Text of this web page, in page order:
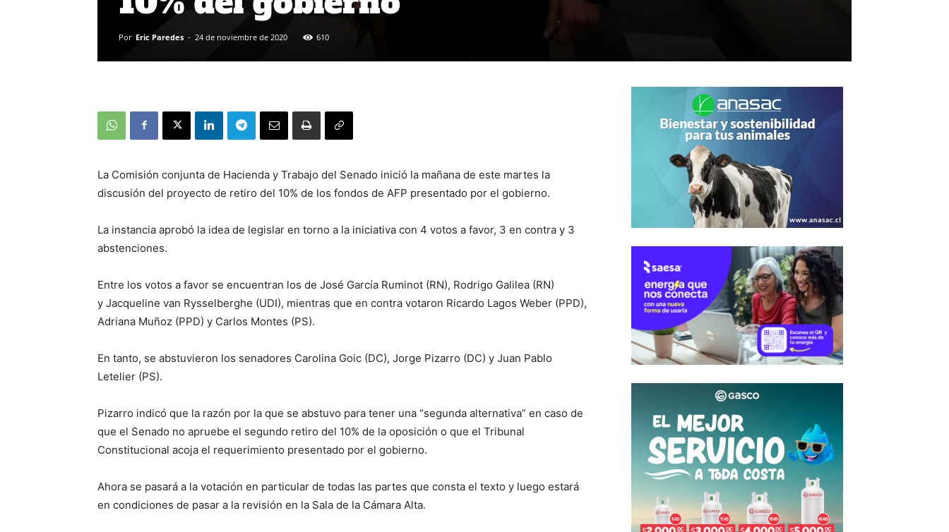
Por Eric Paredes - 24 de noviembre de 2020 610
La Comisión conjunta de Hacienda y Trabajo del Senado inició la mañana de este martes la
discusión del proyecto de retiro del 10% de los fondos de AFP presentado por el gobierno.
La instancia aprobó la idea de legislar en torno a la iniciativa con 4 votos a favor, 3 en contra y 3
abstenciones.
Entre los votos a favor se encuentran los de José García Ruminot (RN), Rodrigo Galilea (RN)
y Jacqueline van Rysselberghe (UDI), mientras que en contra votaron Ricardo Lagos Weber (PPD),
Adriana Muñoz (PPD) y Carlos Montes (PS).
En tanto, se abstuvieron los senadores Carolina Goic (DC), Jorge Pizarro (DC) y Juan Pablo
Letelier (PS).
Pizarro indicó que la razón por la que se abstuvo para tener una “segunda alternativa” en caso de
que el Senado no apruebe el segundo retiro del 10% de la oposición o que el Tribunal
Constitucional acoja el requerimiento presentado por el gobierno.
Ahora se pasará a la votación en particular de todas las partes que consta el texto y luego estará
en condiciones de pasar a la revisión en la Sala de la Cámara Alta.